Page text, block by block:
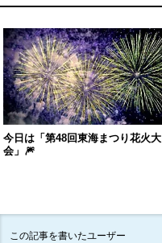
今日は「第48回東海まつり花火大
会」🎆
この記事を書いたユーザー